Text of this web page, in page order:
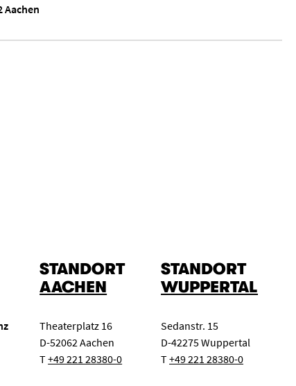
Aachen
STANDORT
AACHEN
Theaterplatz 16
D-52062 Aachen
T+49 221 28380-0
STANDORT
WUPPERTAL
Sedanstr. 15
D-42275 Wuppertal
T+49 221 28380-0